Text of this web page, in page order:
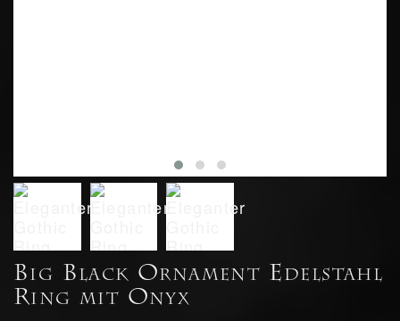
Big Black Ornament Edelstahl
Ring mit Onyx